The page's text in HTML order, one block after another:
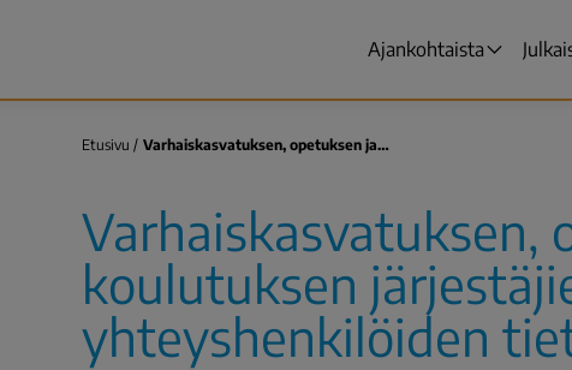
Päävalikko
Ajankohtaista
Etusivu Varhaiskasvatuksen, opetuksen ja…
Varhaiskasvatuksen,
koulutuksen
yhteyshenkilöiden